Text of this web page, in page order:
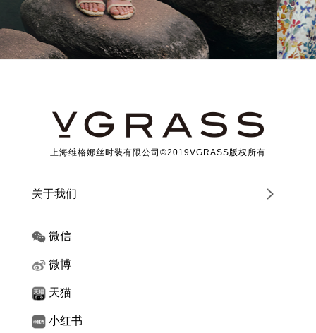
上海维格娜丝时装有限公司©2019VGRASS版权所有
关于我们
微信
微博
天猫
小红书